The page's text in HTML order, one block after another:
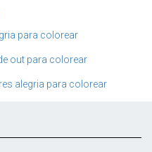
para colorear
out para colorear
alegria para colorear